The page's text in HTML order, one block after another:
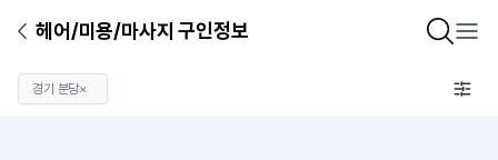
헤어/미용/마사지 구인정보
경기 분당×